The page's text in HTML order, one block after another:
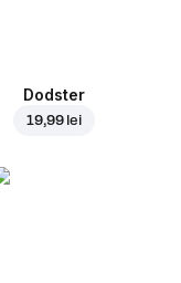
Dodster
19,99 lei